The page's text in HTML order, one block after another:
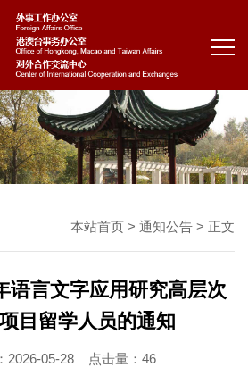
本站首页 > 通知公告 > 正文
语言文字应用研究高层次
目留学人员的通知
2026-05-28 点击量： 46